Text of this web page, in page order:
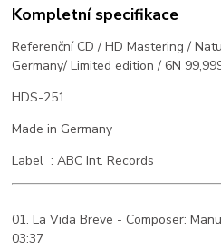
Kompletní specifikace
Referenční CD / HD Mastering /
Germany/ Limited edition / 6N
HDS-251
Made in Germany
Label : ABC Int. Records
01. La Vida Breve - Composer:
03:37